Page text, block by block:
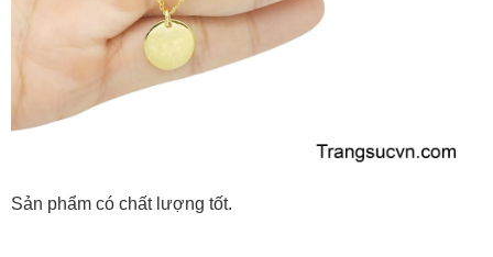
Sản phẩm có chất lượng tốt.